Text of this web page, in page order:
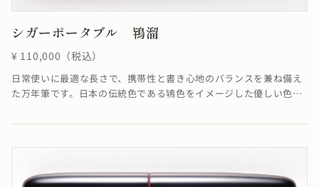
シガーポータブル 鴇溜
¥ 110,000（税込）
日常使いに最適な長さで、携帯性と書き心地のバランスを兼ね備え
た万年筆です。日本の伝統色である鴇色をイメージした優しい色と
っています。鴇溜の「溜塗り」とは、透けによって漆のたまり状態